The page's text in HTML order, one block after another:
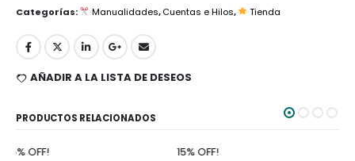
Categorías:
Manualidades,Cuentas e Hilos, Tienda
AÑADIR A LA LISTA DE DESEOS
PRODUCTOS RELACIONADOS
15% OFF! 15% OFF!